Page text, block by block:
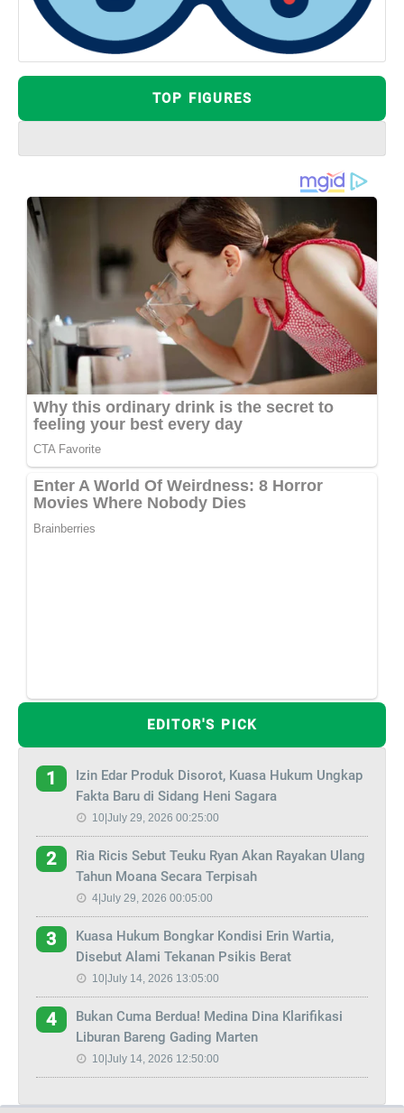
TOP FIGURES
EDITOR'S PICK
1
Izin Edar Produk Disorot, Kuasa Hukum Ungkap
Fakta Baru di Sidang Heni Sagara
10|July 29, 2026 00:25:00
2
Ria Ricis Sebut Teuku Ryan Akan Rayakan Ulang
Tahun Moana Secara Terpisah
4|July 29, 2026 00:05:00
3
Kuasa Hukum Bongkar Kondisi Erin Wartia,
Disebut Alami Tekanan Psikis Berat
10|July 14, 2026 13:05:00
4
Bukan Cuma Berdua! Medina Dina Klarifikasi
Liburan Bareng Gading Marten
10|July 14, 2026 12:50:00